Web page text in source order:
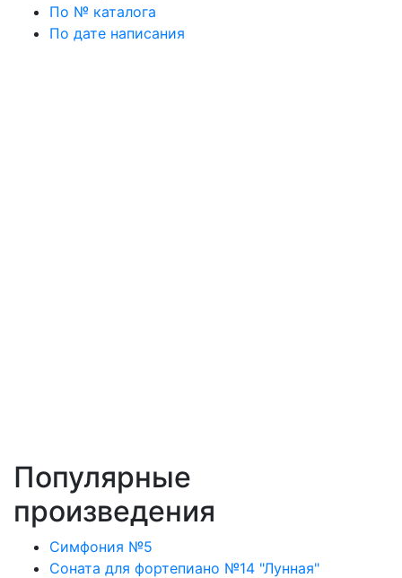
По № каталога
По дате написания
Популярные
произведения
Симфония №5
Соната для фортепиано №14 "Лунная"